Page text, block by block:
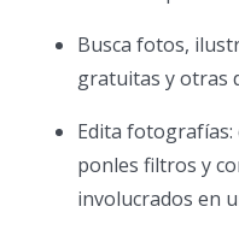
Busca fotos,
gratuitas y otras
Edita fotografías:
ponles filtros y
involucrados en